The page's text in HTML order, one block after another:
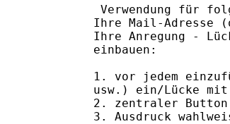
Verwendung für
Ihre Mail-Adresse
Ihre Anregung -
einbauen:
1. vor jedem
usw.) ein/Lücke
2. zentraler
3. Ausdruck